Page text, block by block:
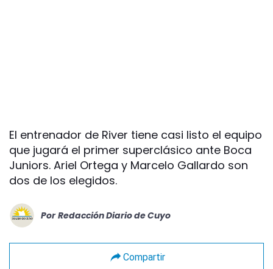
El entrenador de River tiene casi listo el equipo
que jugará el primer superclásico ante Boca
Juniors. Ariel Ortega y Marcelo Gallardo son
dos de los elegidos.
Por Redacción Diario de Cuyo
Compartir